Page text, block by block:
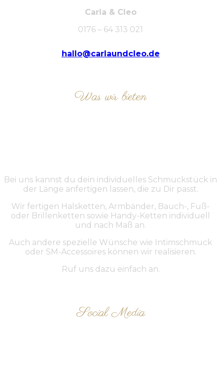
Carla & Cleo
0176 – 64 313 021
hallo@carlaundcleo.de
Was wir bieten
Bei uns kannst du dein individuelles Schmuckstück in
der Länge anfertigen lassen, die zu Dir passt.
Wir fertigen Halsketten, Armbänder, Bauch-, Fuß-
oder Brillenketten sowie Handy-Ketten individuell
und nach Maß an.
Auch andere spezielle Wünsche wie Intimschmuck
oder SM-Accessoires können wir realisieren.
Ruf uns dazu einfach an.
Social Media